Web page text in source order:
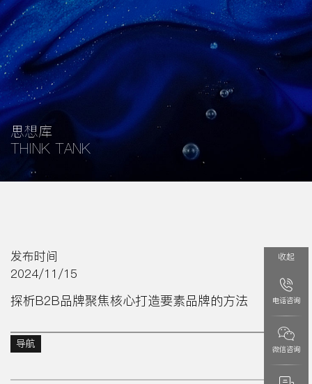
思想库
THINK TANK
发布时间
2024/11/15
探析B2B品牌聚焦核心打造要素品牌的方法
导航
收起
电话咨询
微信咨询